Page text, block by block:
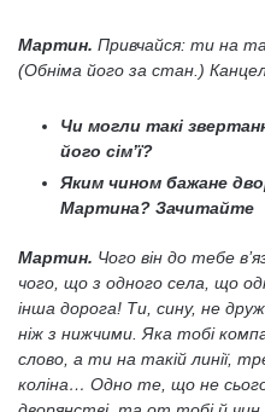
Мартин. Привчайся: ти на
(Обніма його за стан.)
Чи могли такі
його сім’ї?
Яким чином бажане
Мартина? Зачитайте
Мартин. Чого він до тебе
чого, що з одного села, що
інша дорога! Ти, сину, не
ніж з нижчими. Яка тобі
слово, а ти на такій линії,
коліна… Одно те, що не